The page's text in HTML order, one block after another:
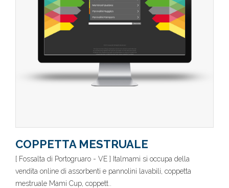
COPPETTA MESTRUALE
[ Fossalta di Portogruaro - VE ] Italmami si occupa della
vendita online di assorbenti e pannolini lavabili, coppetta
mestruale Mami Cup, coppett..